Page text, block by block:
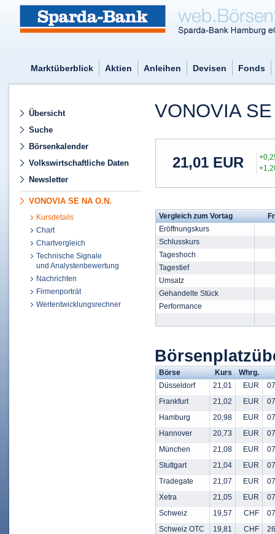
Marktüberblick Aktien Anleihen Devisen Fonds
Übersicht
Suche
Börsenkalender
Volkswirtschaftliche Daten
Newsletter
VONOVIA SE NA O.N.
Kursdetails
Chart
Chartvergleich
Technische Signale
und Analystenbewertung
Nachrichten
Firmenporträt
Wertentwicklungsrechner
VONOVIA
21,01 EUR
Vergleich zum Vortag
Eröffnungskurs
Schlusskurs
Tageshoch
Tagestief
Umsatz
Gehandelte Stück
Performance
Börse Kurs
Whrg.
Düsseldorf
21,01 EUR
Frankfurt
21,02 EUR
Hamburg
20,98 EUR
Hannover
20,73 EUR
München
21,08 EUR
Stuttgart
21,04 EUR
Tradegate
21,07 EUR
Xetra
21,05 EUR
Schweiz
19,57 CHF
Schweiz OTC
19,81 CHF